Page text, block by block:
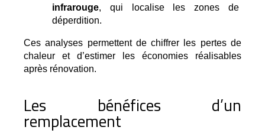
infrarouge, qui localise les zones de
déperdition.
Ces analyses permettent de chiffrer les pertes de
chaleur et d’estimer les économies réalisables
après rénovation.
Les bénéfices d’un
remplacement